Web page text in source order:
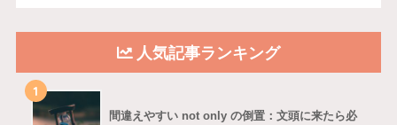
人気記事ランキング
1
間違えやすい not only の倒置：文頭に来たら必